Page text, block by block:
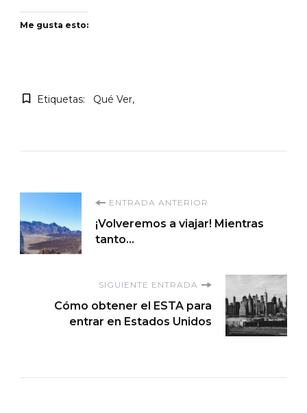
Me gusta esto:
Etiquetas: Qué Ver
Navegación
de
entradas
ENTRADA ANTERIOR
¡Volveremos a viajar! Mientras
tanto…
SIGUIENTE ENTRADA
Cómo obtener el ESTA para
entrar en Estados Unidos